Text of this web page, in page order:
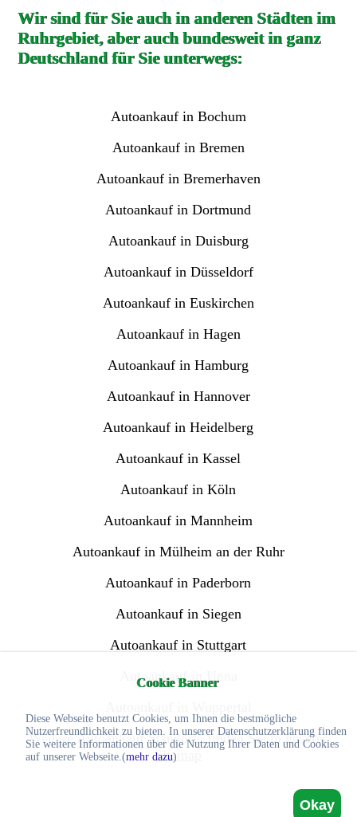
Cookie Banner
Diese Webseite benutzt Cookies, um Ihnen die bestmögliche
Nutzerfreundlichkeit zu bieten. In unserer Datenschutzerklärung finden
Sie weitere Informationen über die Nutzung Ihrer Daten und Cookies
auf unserer Webseite.(mehr dazu)
Okay
Wir sind für Sie auch in anderen Städten im
Ruhrgebiet, aber auch bundesweit in ganz
Deutschland für Sie unterwegs:
Autoankauf in Bochum
Autoankauf in Bremen
Autoankauf in Bremerhaven
Autoankauf in Dortmund
Autoankauf in Duisburg
Autoankauf in Düsseldorf
Autoankauf in Euskirchen
Autoankauf in Hagen
Autoankauf in Hamburg
Autoankauf in Hannover
Autoankauf in Heidelberg
Autoankauf in Kassel
Autoankauf in Köln
Autoankauf in Mannheim
Autoankauf in Mülheim an der Ruhr
Autoankauf in Paderborn
Autoankauf in Siegen
Autoankauf in Stuttgart
Autoankauf in Unna
Weitere Autoankauf Standorte finden Sie in unserer
Sitemap